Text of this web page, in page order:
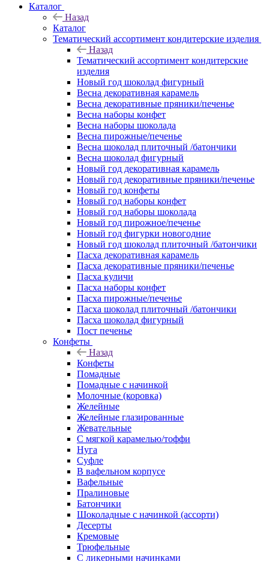
Каталог
Назад
Каталог
Тематический ассортимент кондитерские изделия
Назад
Тематический ассортимент кондитерские
изделия
Новый год шоколад фигурный
Весна декоративная карамель
Весна декоративные пряники/печенье
Весна наборы конфет
Весна наборы шоколада
Весна пирожные/печенье
Весна шоколад плиточный /батончики
Весна шоколад фигурный
Новый год декоративная карамель
Новый год декоративные пряники/печенье
Новый год конфеты
Новый год наборы конфет
Новый год наборы шоколада
Новый год пирожное/печенье
Новый год фигурки новогодние
Новый год шоколад плиточный /батончики
Пасха декоративная карамель
Пасха декоративные пряники/печенье
Пасха куличи
Пасха наборы конфет
Пасха пирожные/печенье
Пасха шоколад плиточный /батончики
Пасха шоколад фигурный
Пост печенье
Конфеты
Назад
Конфеты
Помадные
Помадные с начинкой
Молочные (коровка)
Желейные
Желейные глазированные
Жевательные
С мягкой карамелью/тоффи
Нуга
Суфле
В вафельном корпусе
Вафельные
Пралиновые
Батончики
Шоколадные с начинкой (ассорти)
Десерты
Кремовые
Трюфельные
С ликерными начинками